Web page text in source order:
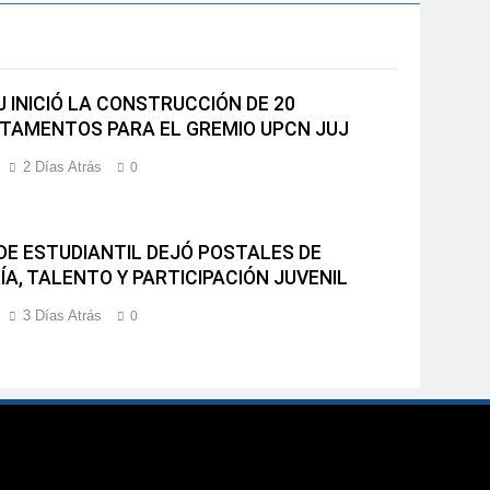
INICIÓ LA CONSTRUCCIÓN DE 20
PARA EL GREMIO UPCN JUJ
2 Días Atrás 0
ESTUDIANTIL DEJÓ POSTALES DE
TALENTO Y PARTICIPACIÓN JUVENIL
3 Días Atrás 0